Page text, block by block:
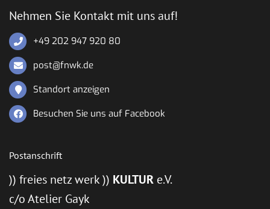
Nehmen Sie Kontakt mit uns auf!
+49 202 947 920 80
post@fnwk.de
Standort anzeigen
Besuchen Sie uns auf Facebook
Postanschrift
)) freies netz werk )) KULTUR e.V.
c/o Atelier Gayk